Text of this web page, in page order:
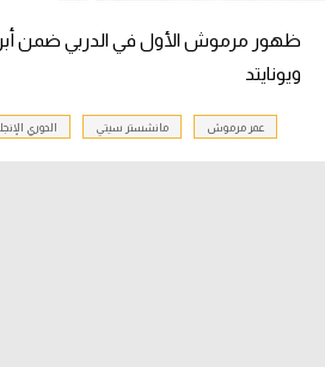
ظهور مرموش الأول في الدربي ضمن
ويونايتد
عمر مرموش مانشستر سيتي الدوري